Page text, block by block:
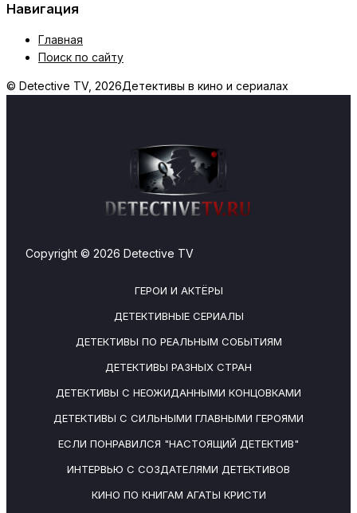
Навигация
Главная
Поиск по сайту
© Detective TV, 2026Детективы в кино и сериалах
Copyright © 2026 Detective TV
ГЕРОИ И АКТЁРЫ
ДЕТЕКТИВНЫЕ СЕРИАЛЫ
ДЕТЕКТИВЫ ПО РЕАЛЬНЫМ СОБЫТИЯМ
ДЕТЕКТИВЫ РАЗНЫХ СТРАН
ДЕТЕКТИВЫ С НЕОЖИДАННЫМИ КОНЦОВКАМИ
ДЕТЕКТИВЫ С СИЛЬНЫМИ ГЛАВНЫМИ ГЕРОЯМИ
ЕСЛИ ПОНРАВИЛСЯ "НАСТОЯЩИЙ ДЕТЕКТИВ"
ИНТЕРВЬЮ С СОЗДАТЕЛЯМИ ДЕТЕКТИВОВ
КИНО ПО КНИГАМ АГАТЫ КРИСТИ